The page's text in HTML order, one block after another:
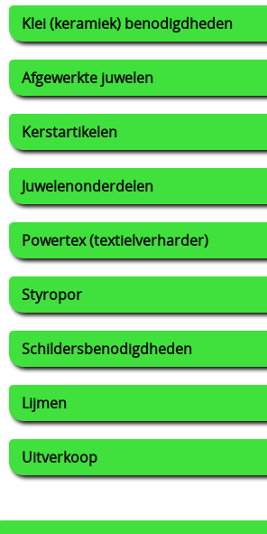
Klei (keramiek) benodigdheden
Afgewerkte juwelen
Kerstartikelen
Juwelenonderdelen
Powertex (textielverharder)
Styropor
Schildersbenodigdheden
Lijmen
Uitverkoop